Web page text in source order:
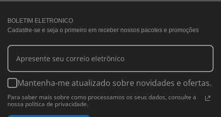
BOLETIM ELETRONICO
Cadastre-se e seja o primeiro em receber nossos pacotes e promoções
Mantenha-me atualizado sobre novidades e ofertas.
Para saber mais sobre como processamos os seus dados, consulte a
nossa política de privacidade.